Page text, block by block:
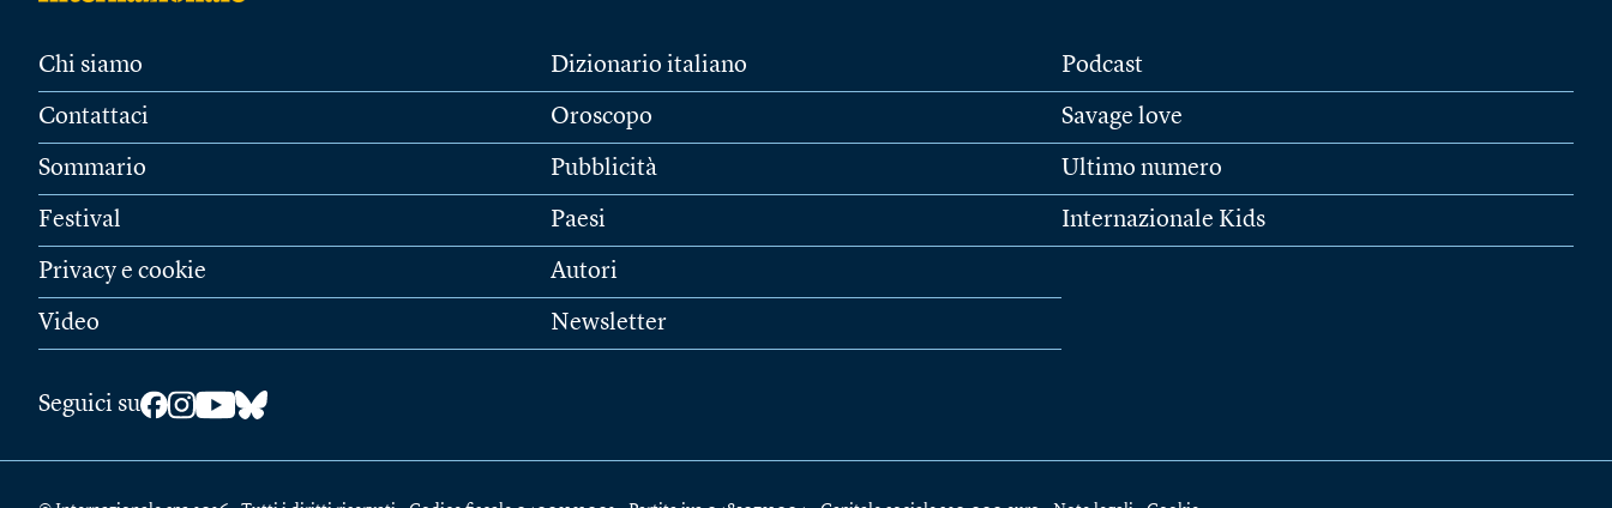
Chi siamo
Contattaci
Sommario
Festival
Privacy e cookie
Video
Dizionario italiano
Oroscopo
Pubblicità
Paesi
Autori
Newsletter
Podcast
Savage love
Ultimo numero
Internazionale Kids
Seguici su